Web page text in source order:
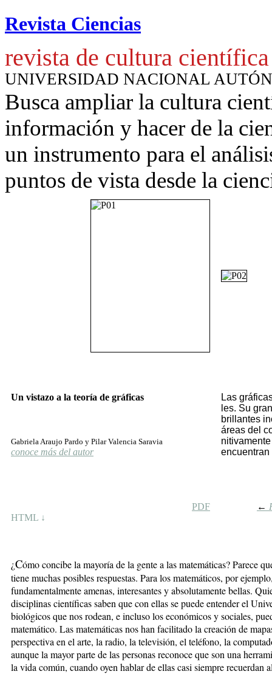
Revista Ciencias
revista de cultura científica
UNIVERSIDAD NACIONAL
Busca ampliar la cultura
información y hacer de la
un instrumento para el
puntos de vista desde la
Un vistazo a la teoría de gráficas
Las
les. Su
bri­llan­tes
áreas del
Gabriela Araujo Pardo y Pilar Valencia Saravia
conoce más del autor
HTML ↓
PDF ←
¿Cómo concibe la mayoría de la gente a las matemáticas? Parece
tiene muchas posibles respuestas. Para los matemáticos, por
fundamentalmente amenas, interesantes y absolutamente bellas.
disciplinas científicas saben que con ellas se puede entender el
biológicos que nos rodean, e incluso los económicos y sociales,
matemático. Las matemáticas nos han facilitado la creación de
perspectiva en el arte, la radio, la televisión, el teléfono, la
aunque la mayor parte de las personas reconoce que son una
la vida común, cuando oyen hablar de ellas casi siempre recuerdan